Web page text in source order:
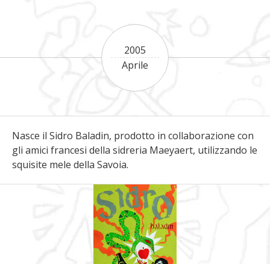
2005
Aprile
Nasce il Sidro Baladin, prodotto in collaborazione con
gli amici francesi della sidreria Maeyaert, utilizzando le
squisite mele della Savoia.